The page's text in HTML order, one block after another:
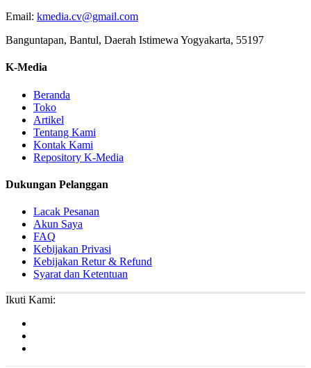
Email: kmedia.cv@gmail.com
Banguntapan, Bantul, Daerah Istimewa Yogyakarta, 55197
K-Media
Beranda
Toko
Artikel
Tentang Kami
Kontak Kami
Repository K-Media
Dukungan Pelanggan
Lacak Pesanan
Akun Saya
FAQ
Kebijakan Privasi
Kebijakan Retur & Refund
Syarat dan Ketentuan
Ikuti Kami: